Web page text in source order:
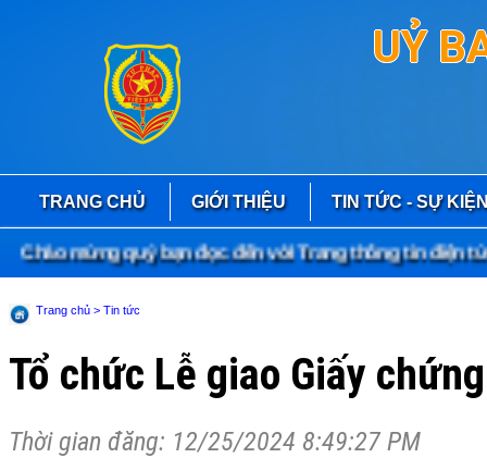
UỶ
TRANG CHỦ GIỚI THIỆU TIN TỨC - SỰ
mừng quý bạn đọc đến với Trang thông tin điện tử
Trang chủ > Tin tức
Tổ chức Lễ giao Giấy
Thời gian đăng: 12/25/2024 8:49:27 PM